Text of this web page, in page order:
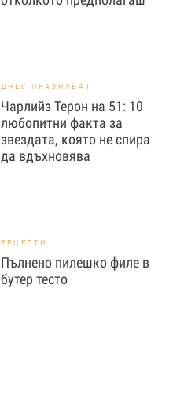
ДНЕС ПРАЗНУВАТ
Чарлийз Терон на 51: 10
любопитни факта за
звездата, която не спира
да вдъхновява
РЕЦЕПТИ
Пълнено пилешко филе в
бутер тесто